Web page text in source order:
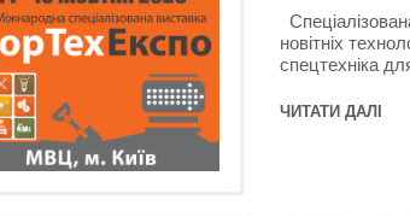
новітніх
спецтехніка
ЧИТАТИ ДАЛІ